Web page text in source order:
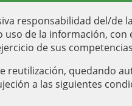
responsabilidad del/de
uso de la información, con
de sus
reutilización, quedando
a las siguientes